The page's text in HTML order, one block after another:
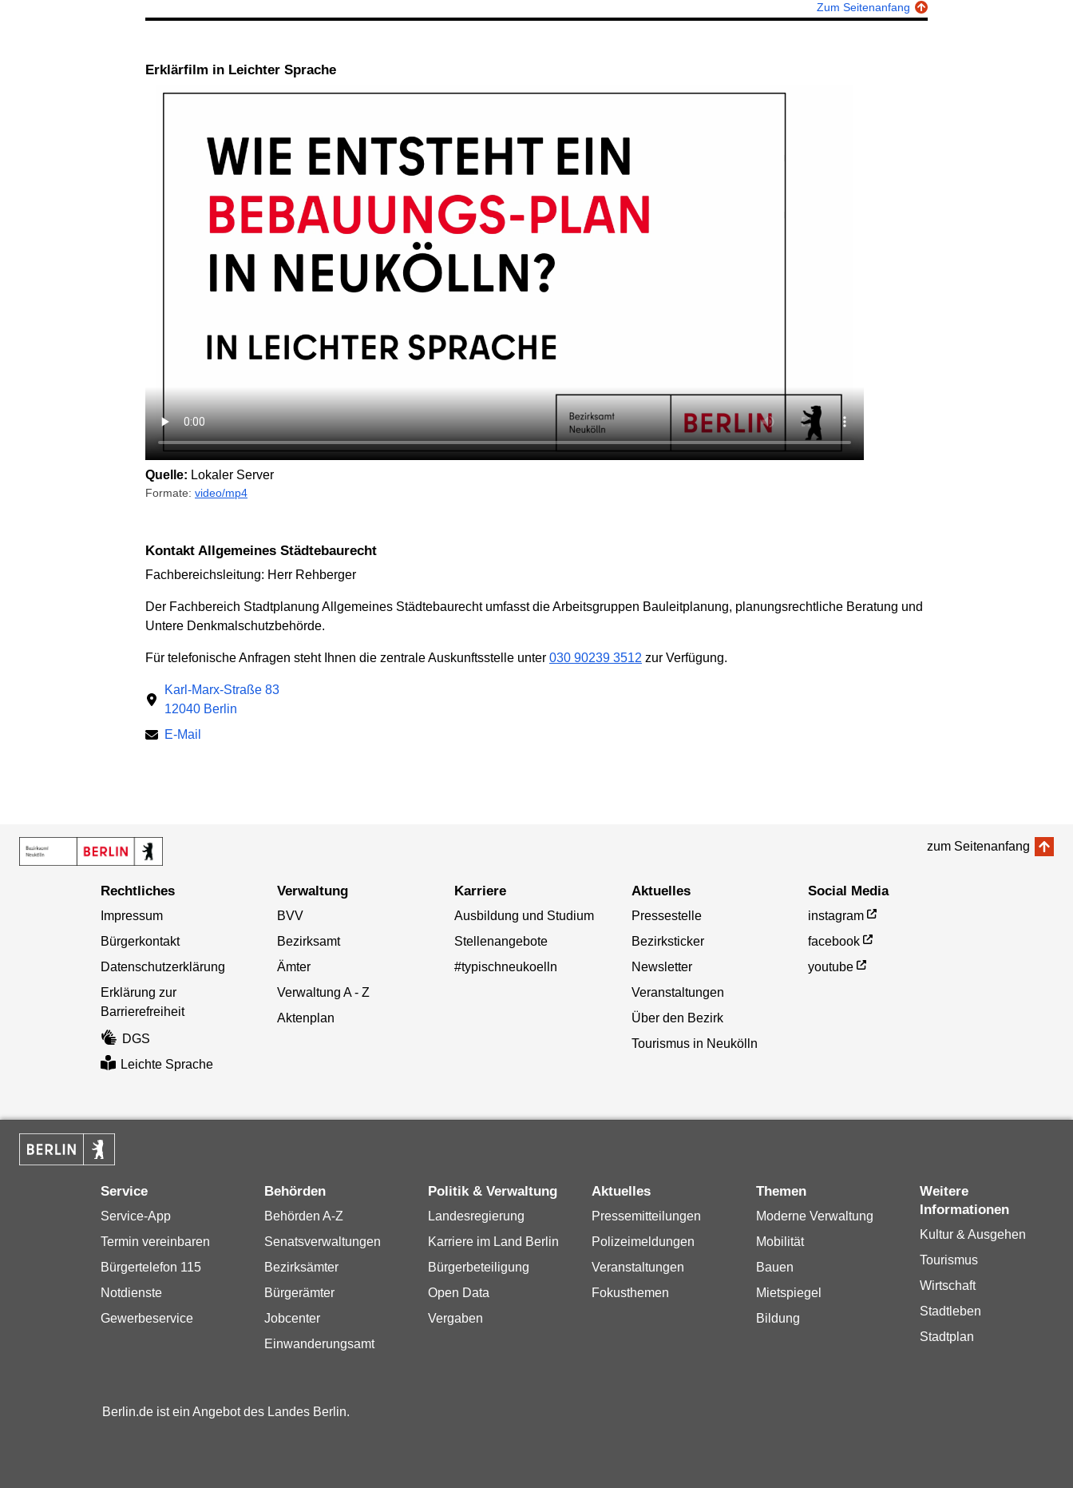
Zum Seitenanfang
Erklärfilm in Leichter Sprache
Quelle: Lokaler Server
Formate: video/mp4
Kontakt Allgemeines Städtebaurecht
Fachbereichsleitung: Herr Rehberger
Der Fachbereich Stadtplanung Allgemeines Städtebaurecht umfasst die Arbeitsgruppen Bauleitplanung, planungsrechtliche Beratung und
Untere Denkmalschutzbehörde.
Für telefonische Anfragen steht Ihnen die zentrale Auskunftsstelle unter 030 90239 3512 zur Verfügung.
Karl-Marx-Straße 83
12040 Berlin
E-Mail
zum Seitenanfang
Rechtliches
Impressum
Bürgerkontakt
Datenschutzerklärung
Erklärung zur
Barrierefreiheit
DGS
Leichte Sprache
Verwaltung
BVV
Bezirksamt
Ämter
Verwaltung A - Z
Aktenplan
Karriere
Ausbildung und Studium
Stellenangebote
#typischneukoelln
Aktuelles
Pressestelle
Bezirksticker
Newsletter
Veranstaltungen
Über den Bezirk
Tourismus in Neukölln
Social Media
instagram
facebook
youtube
Service
Service-App
Termin vereinbaren
Bürgertelefon 115
Notdienste
Gewerbeservice
Behörden
Behörden A-Z
Senatsverwaltungen
Bezirksämter
Bürgerämter
Jobcenter
Einwanderungsamt
Politik & Verwaltung
Landesregierung
Karriere im Land Berlin
Bürgerbeteiligung
Open Data
Vergaben
Aktuelles
Pressemitteilungen
Polizeimeldungen
Veranstaltungen
Fokusthemen
Themen
Moderne Verwaltung
Mobilität
Bauen
Mietspiegel
Bildung
Weitere
Informationen
Kultur & Ausgehen
Tourismus
Wirtschaft
Stadtleben
Stadtplan
Berlin.de ist ein Angebot des Landes Berlin.